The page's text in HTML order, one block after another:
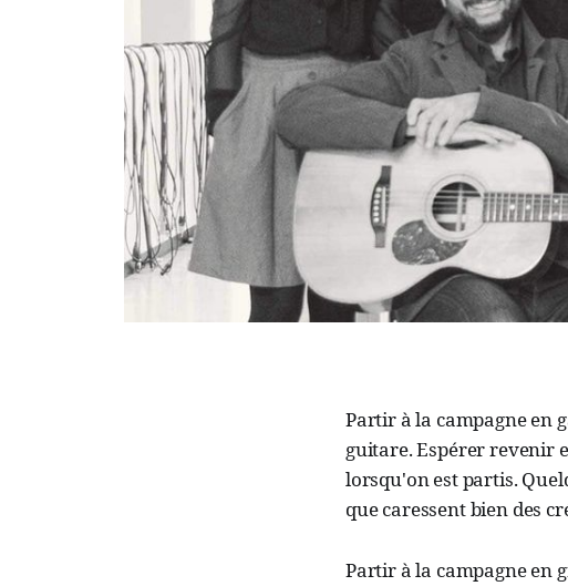
Partir à la campagne en
guitare. Espérer revenir
lorsqu'on est partis.
que caressent bien des
Partir à la campagne en